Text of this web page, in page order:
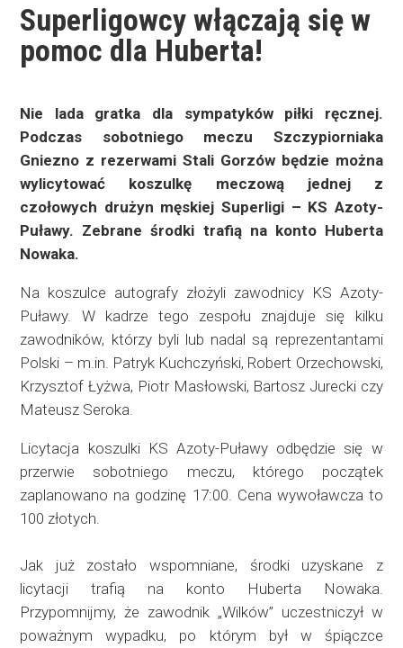
Superligowcy włączają się w
pomoc dla Huberta!
Nie lada gratka dla sympatyków piłki ręcznej.
Podczas sobotniego meczu Szczypiorniaka
Gniezno z rezerwami Stali Gorzów będzie można
wylicytować koszulkę meczową jednej z
czołowych drużyn męskiej Superligi – KS Azoty-
Puławy. Zebrane środki trafią na konto Huberta
Nowaka.
Na koszulce autografy złożyli zawodnicy KS Azoty-
Puławy. W kadrze tego zespołu znajduje się kilku
zawodników, którzy byli lub nadal są reprezentantami
Polski – m.in. Patryk Kuchczyński, Robert Orzechowski,
Krzysztof Łyżwa, Piotr Masłowski, Bartosz Jurecki czy
Mateusz Seroka.
Licytacja koszulki KS Azoty-Puławy odbędzie się w
przerwie sobotniego meczu, którego początek
zaplanowano na godzinę 17:00. Cena wywoławcza to
100 złotych.
Jak już zostało wspomniane, środki uzyskane z
licytacji trafią na konto Huberta Nowaka.
Przypomnijmy, że zawodnik „Wilków” uczestniczył w
poważnym wypadku, po którym był w śpiączce